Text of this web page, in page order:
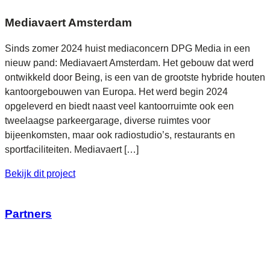
Mediavaert Amsterdam
Sinds zomer 2024 huist mediaconcern DPG Media in een
nieuw pand: Mediavaert Amsterdam. Het gebouw dat werd
ontwikkeld door Being, is een van de grootste hybride houten
kantoorgebouwen van Europa. Het werd begin 2024
opgeleverd en biedt naast veel kantoorruimte ook een
tweelaagse parkeergarage, diverse ruimtes voor
bijeenkomsten, maar ook radiostudio’s, restaurants en
sportfaciliteiten. Mediavaert […]
Bekijk dit project
Partners